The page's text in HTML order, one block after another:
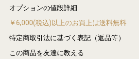
オプションの値段詳細
￥6,000(税込)以上のお買上は送料無料
特定商取引法に基づく表記（返品等）
この商品を友達に教える